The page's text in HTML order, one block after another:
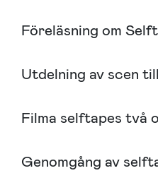
Föreläsning om
Utdelning av scen
Filma selftapes två
Genomgång av